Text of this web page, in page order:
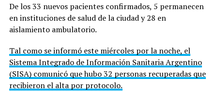
De los 33 nuevos pacientes confirmados, 5 permanecen
en instituciones de salud de la ciudad y 28 en
aislamiento ambulatorio.
Tal como se informó este miércoles por la noche, el
Sistema Integrado de Información Sanitaria Argentino
(SISA) comunicó que hubo 32 personas recuperadas que
recibieron el alta por protocolo.